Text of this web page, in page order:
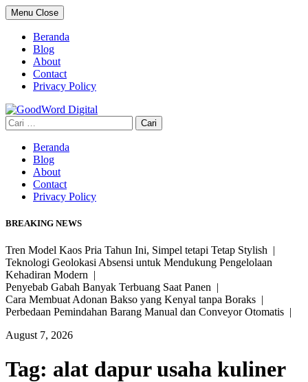
Skip
to
content
Menu Close
Beranda
Blog
About
Contact
Privacy Policy
Cari
untuk:
Beranda
Blog
About
Contact
Privacy Policy
BREAKING NEWS
Tren Model Kaos Pria Tahun Ini, Simpel tetapi Tetap Stylish |
Teknologi Geolokasi Absensi untuk Mendukung Pengelolaan
Kehadiran Modern |
Penyebab Gabah Banyak Terbuang Saat Panen |
Cara Membuat Adonan Bakso yang Kenyal tanpa Boraks |
Perbedaan Pemindahan Barang Manual dan Conveyor Otomatis |
August 7, 2026
Tag: alat dapur usaha kuliner